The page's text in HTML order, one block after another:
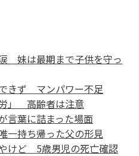
妹は最期まで子供を守っ
きず マンパワー不足
」 高齢者は注意
言葉に詰まった場面
持ち帰った父の形見
けど 5歳男児の死亡確認